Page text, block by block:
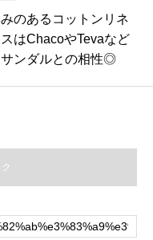
のあるコットンリネ
はChacoやTevaなど
ンダルとの相性◎